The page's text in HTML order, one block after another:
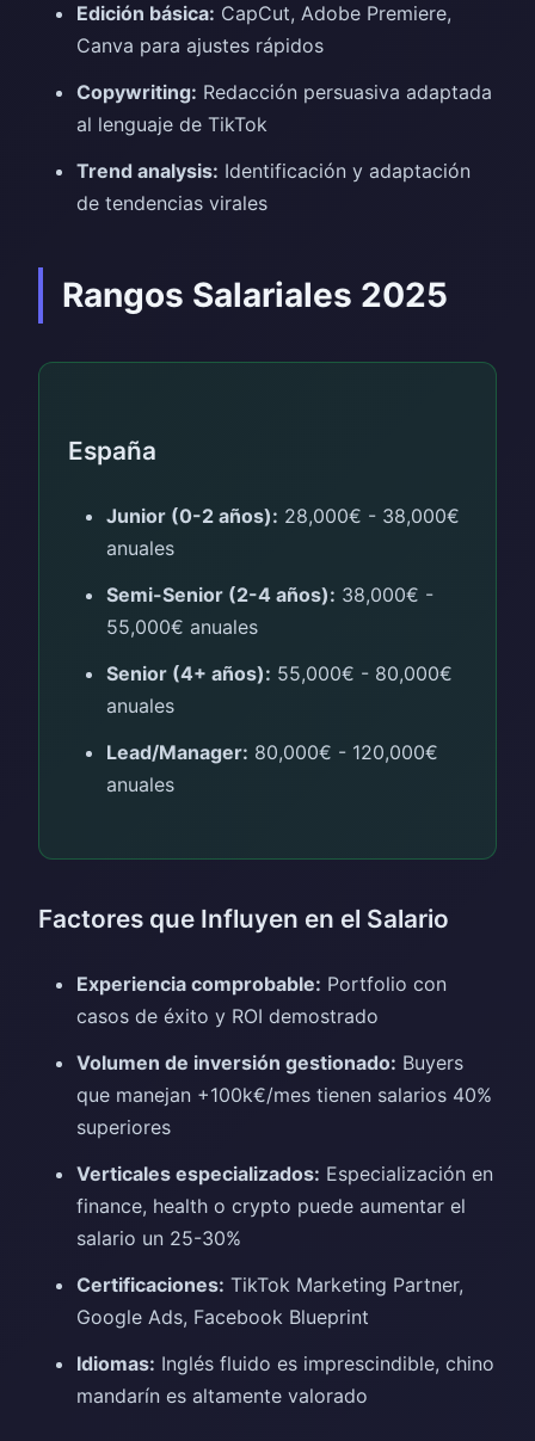
Edición básica: CapCut, Adobe Premiere,
Canva para ajustes rápidos
Copywriting: Redacción persuasiva adaptada
al lenguaje de TikTok
Trend analysis: Identificación y adaptación
de tendencias virales
Rangos Salariales 2025
España
Junior (0-2 años): 28,000€ - 38,000€
anuales
Semi-Senior (2-4 años): 38,000€ -
55,000€ anuales
Senior (4+ años): 55,000€ - 80,000€
anuales
Lead/Manager: 80,000€ - 120,000€
anuales
Factores que Influyen en el Salario
Experiencia comprobable: Portfolio con
casos de éxito y ROI demostrado
Volumen de inversión gestionado: Buyers
que manejan +100k€/mes tienen salarios 40%
superiores
Verticales especializados: Especialización en
finance, health o crypto puede aumentar el
salario un 25-30%
Certificaciones: TikTok Marketing Partner,
Google Ads, Facebook Blueprint
Idiomas: Inglés fluido es imprescindible, chino
mandarín es altamente valorado